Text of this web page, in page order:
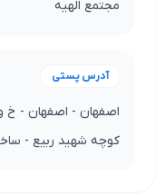
مجتمع الهیه
آدرس پستی
اصفهان - اصفهان - خ
کوچه شهید ربیع - ساختمان